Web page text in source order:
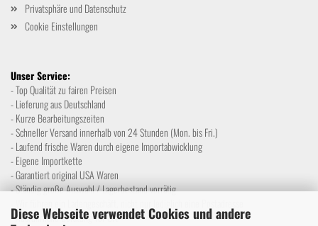
Diese Webseite verwendet Cookies und andere
Privatsphäre und Datenschutz
Cookie Einstellungen
Unser Service:
- Top Qualität zu fairen Preisen
- Lieferung aus Deutschland
- Kurze Bearbeitungszeiten
- Schneller Versand innerhalb von 24 Stunden (Mon. bis Fri.)
- Laufend frische Waren durch eigene Importabwicklung
- Eigene Importkette
- Garantiert original USA Waren
- Ständig große Auswahl / Lagerbestand vorrätig
- Ausführliche Beratung vor Ort